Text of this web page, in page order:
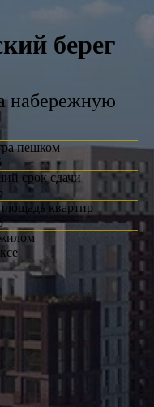
берег
набережную
пешком
срок сдачи
квартир